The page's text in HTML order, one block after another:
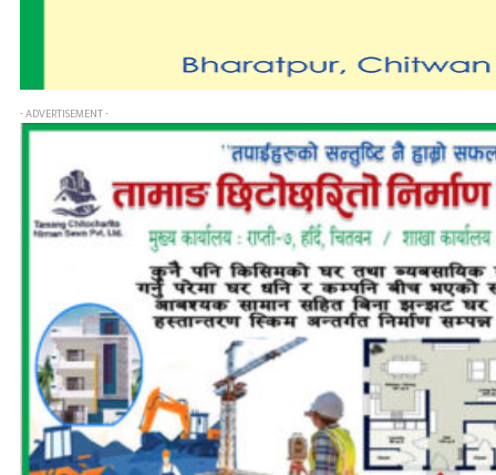
- ADVERTISEMENT -